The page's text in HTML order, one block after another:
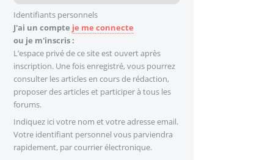
J'ai un compte je me connecte
ou je m'inscris :
L’espace privé de ce site est ouvert après
inscription. Une fois enregistré, vous pourrez
consulter les articles en cours de rédaction,
proposer des articles et participer à tous les
forums.
Identifiants personnels
Indiquez ici votre nom et votre adresse email.
Votre identifiant personnel vous parviendra
rapidement, par courrier électronique.